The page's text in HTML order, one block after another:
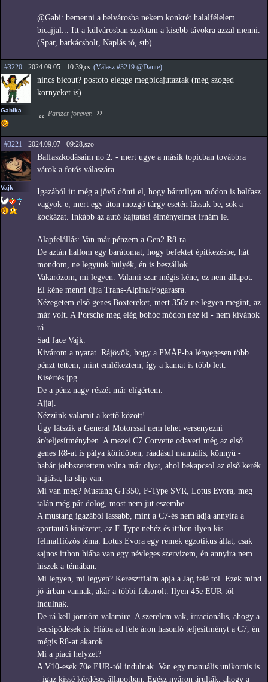
@Gabi: bemenni a belvárosba nekem konkrét halalfélelem
bicajjal... Itt a külvárosban szoktam a kisebb távokra azzal menni.
(Spar, barkácsbolt, Naplás tó, stb)
#3220 - 2024.09.05 - 10:39,cs (Válasz #3219 @Dante)
Gabika
nincs bicout? postoto elegge megbicajutaztak (meg szoged
kornyeket is)
Parizer forever.
#3221 - 2024.09.07 - 09:28,szo
Vajk
Balfaszkodásaim no 2. - mert ugye a másik topicban továbbra
várok a fotós válaszára.
Igazából itt még a jövő dönti el, hogy bármilyen módon is balfasz
vagyok-e, mert egy úton mozgó tárgy esetén lássuk be, sok a
kockázat. Inkább az autó kajtatási élményeimet írnám le.
Alapfelállás: Van már pénzem a Gen2 R8-ra.
De aztán hallom egy barátomat, hogy befektet építkezésbe, hát
mondom, ne legyünk hülyék, én is beszállok.
Vakarózom, mi legyen. Valami szar mégis kéne, ez nem állapot.
El kéne menni újra Trans-Alpina/Fogarasra.
Nézegetem első genes Boxtereket, mert 350z ne legyen megint, az
már volt. A Porsche meg elég bohóc módon néz ki - nem kívánok
rá.
Sad face Vajk.
Kivárom a nyarat. Rájövök, hogy a PMÁP-ba lényegesen több
pénzt tettem, mint emlékeztem, így a kamat is több lett.
Kísértés.jpg
De a pénz nagy részét már elígértem.
Ajjaj.
Nézzünk valamit a kettő között!
Úgy látszik a General Motorssal nem lehet versenyezni
ár/teljesítményben. A mezei C7 Corvette odaveri még az első
genes R8-at is pálya köridőben, ráadásul manuális, könnyű -
habár jobbszerettem volna már olyat, ahol bekapcsol az első kerék
hajtása, ha slip van.
Mi van még? Mustang GT350, F-Type SVR, Lotus Evora, meg
talán még pár dolog, most nem jut eszembe.
A mustang igazából lassabb, mint a C7-és nem adja annyira a
sportautó kinézetet, az F-Type nehéz és itthon ilyen kis
félmaffiózós téma. Lotus Evora egy remek egzotikus állat, csak
sajnos itthon hiába van egy névleges szervizem, én annyira nem
hiszek a témában.
Mi legyen, mi legyen? Keresztfiaim apja a Jag felé tol. Ezek mind
jó árban vannak, akár a többi felsorolt. Ilyen 45e EUR-tól
indulnak.
De rá kell jönnöm valamire. A szerelem vak, irracionális, ahogy a
becsípődések is. Hiába ad fele áron hasonló teljesítményt a C7, én
mégis R8-at akarok.
Mi a piaci helyzet?
A V10-esek 70e EUR-tól indulnak. Van egy manuális unikornis is
- igaz kissé kérdéses állapotban. Egész nyáron árulták, ahogy a